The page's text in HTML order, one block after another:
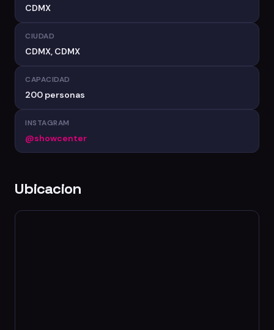
CDMX
CIUDAD
CDMX, CDMX
CAPACIDAD
200 personas
INSTAGRAM
@showcenter
Ubicacion